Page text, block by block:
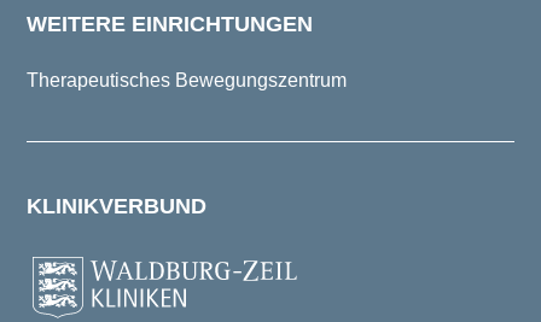
WEITERE EINRICHTUNGEN
Therapeutisches Bewegungszentrum
KLINIKVERBUND